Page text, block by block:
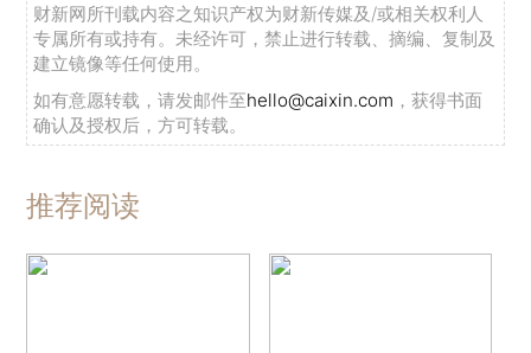
财新网所刊载内容之知识产权为财新传媒及/或相关权利人
专属所有或持有。未经许可，禁止进行转载、摘编、复制及
建立镜像等任何使用。
如有意愿转载，请发邮件至hello@caixin.com ，获得书面
确认及授权后，方可转载。
推荐阅读